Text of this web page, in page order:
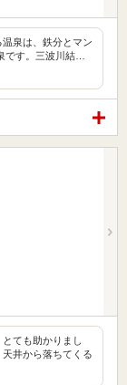
泉は、鉄分とマン
です。三波川結…
ても助かりまし
井から落ちてくる